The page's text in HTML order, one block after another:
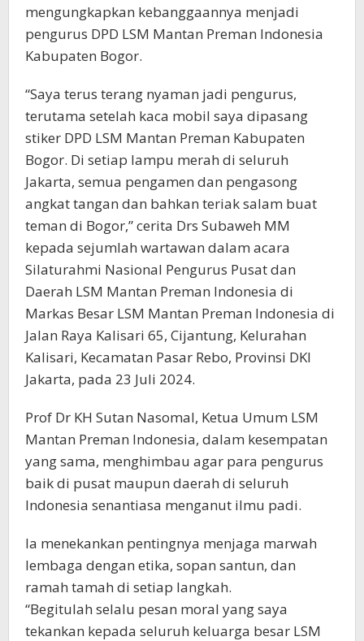
mengungkapkan kebanggaannya menjadi
pengurus DPD LSM Mantan Preman Indonesia
Kabupaten Bogor.
“Saya terus terang nyaman jadi pengurus,
terutama setelah kaca mobil saya dipasang
stiker DPD LSM Mantan Preman Kabupaten
Bogor. Di setiap lampu merah di seluruh
Jakarta, semua pengamen dan pengasong
angkat tangan dan bahkan teriak salam buat
teman di Bogor,” cerita Drs Subaweh MM
kepada sejumlah wartawan dalam acara
Silaturahmi Nasional Pengurus Pusat dan
Daerah LSM Mantan Preman Indonesia di
Markas Besar LSM Mantan Preman Indonesia di
Jalan Raya Kalisari 65, Cijantung, Kelurahan
Kalisari, Kecamatan Pasar Rebo, Provinsi DKI
Jakarta, pada 23 Juli 2024.
Prof Dr KH Sutan Nasomal, Ketua Umum LSM
Mantan Preman Indonesia, dalam kesempatan
yang sama, menghimbau agar para pengurus
baik di pusat maupun daerah di seluruh
Indonesia senantiasa menganut ilmu padi.
Ia menekankan pentingnya menjaga marwah
lembaga dengan etika, sopan santun, dan
ramah tamah di setiap langkah.
“Begitulah selalu pesan moral yang saya
tekankan kepada seluruh keluarga besar LSM